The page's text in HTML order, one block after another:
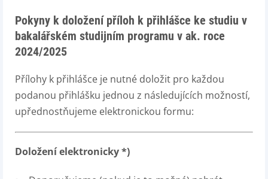
Pokyny k doložení příloh k přihlášce ke studiu v
bakalářském studijním programu v ak. roce
2024/2025
Přílohy k přihlášce je nutné doložit pro každou
podanou přihlášku jednou z následujících možností,
upřednostňujeme elektronickou formu:
Doložení elektronicky *)